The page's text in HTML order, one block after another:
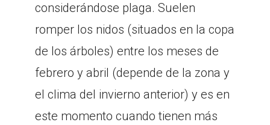
considerándose plaga. Suelen
romper los nidos (situados en la copa
de los árboles) entre los meses de
febrero y abril (depende de la zona y
el clima del invierno anterior) y es en
este momento cuando tienen más